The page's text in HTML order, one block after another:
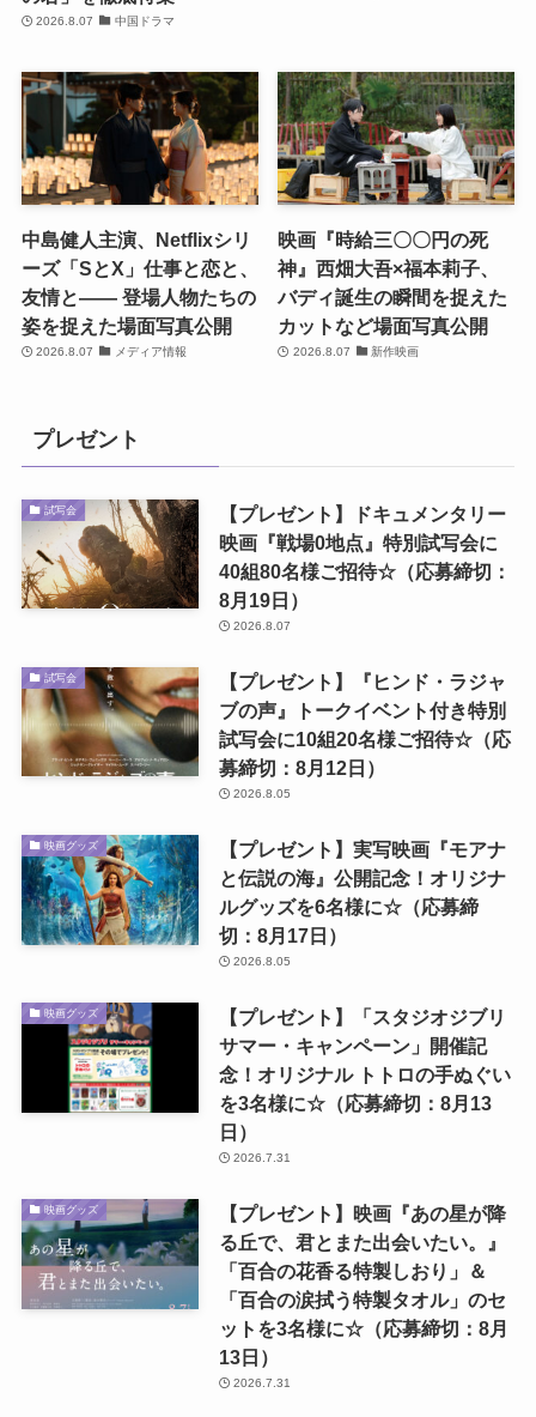
2026.8.07 中国ドラマ
中島健人主演、Netflixシリ
ーズ「SとX」仕事と恋と、
友情と―― 登場人物たちの
姿を捉えた場面写真公開
2026.8.07 メディア情報
映画『時給三〇〇円の死
神』西畑大吾×福本莉子、
バディ誕生の瞬間を捉えた
カットなど場面写真公開
2026.8.07 新作映画
プレゼント
試写会
【プレゼント】ドキュメンタリー
映画『戦場0地点』特別試写会に
40組80名様ご招待☆（応募締切：
8月19日）
2026.8.07
試写会
【プレゼント】『ヒンド・ラジャ
ブの声』トークイベント付き特別
試写会に10組20名様ご招待☆（応
募締切：8月12日）
2026.8.05
映画グッズ
【プレゼント】実写映画『モアナ
と伝説の海』公開記念！オリジナ
ルグッズを6名様に☆（応募締
切：8月17日）
2026.8.05
映画グッズ
【プレゼント】「スタジオジブリ
サマー・キャンペーン」開催記
念！オリジナル トトロの手ぬぐい
を3名様に☆（応募締切：8月13
日）
2026.7.31
映画グッズ
【プレゼント】映画『あの星が降
る丘で、君とまた出会いたい。』
「百合の花香る特製しおり」＆
「百合の涙拭う特製タオル」のセ
ットを3名様に☆（応募締切：8月
13日）
2026.7.31